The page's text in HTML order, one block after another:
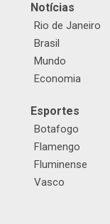
Notícias
Rio de Janeiro
Brasil
Mundo
Economia
Esportes
Botafogo
Flamengo
Fluminense
Vasco